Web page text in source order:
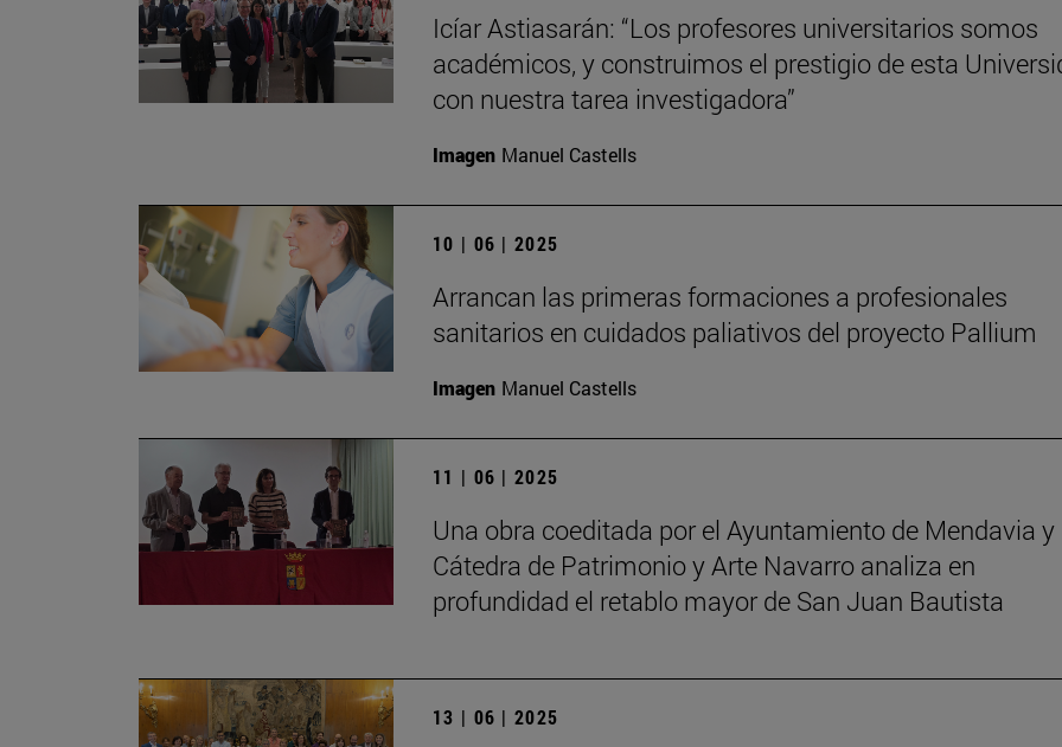
Icíar Astiasarán: “Los profesores universitarios somos
académicos, y construimos el prestigio de esta
con nuestra tarea investigadora”
Imagen Manuel Castells
10 | 06 | 2025
Arrancan las primeras formaciones a profesionales
sanitarios en cuidados paliativos del proyecto Pallium
Imagen Manuel Castells
11 | 06 | 2025
Una obra coeditada por el Ayuntamiento de Mendavia y
Cátedra de Patrimonio y Arte Navarro analiza en
profundidad el retablo mayor de San Juan Bautista
13 | 06 | 2025